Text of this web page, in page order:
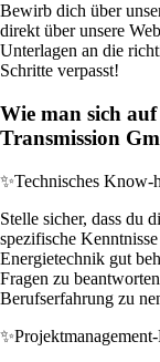
Bewirb dich über
direkt über unsere
Unterlagen an die
Schritte verpasst!
Wie man sich
Transmission
✨Technisches Know-
Stelle sicher, dass du
spezifische
Energietechnik gut
Fragen zu
Berufserfahrung zu
✨